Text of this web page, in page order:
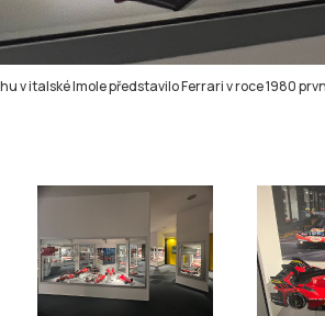
v italské Imole představilo Ferrari v roce 1980